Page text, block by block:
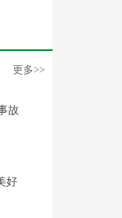
更多>>
故
好